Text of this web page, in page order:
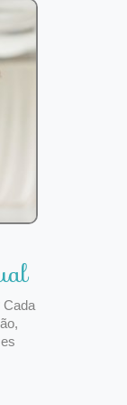
Cada